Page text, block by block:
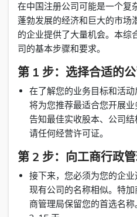
在中国注册公司可能是一个复
蓬勃发展的经济和巨大的市场
的企业提供了大量机会。本综
司的基本步骤和要求。
第 1 步：选择合适的
在了解您的业务目标和活
将为您推荐最适合您开展
告知最佳实收股本、公司
请任何经营许可证。
第 2 步：向工商行政
接下来，您必须为您的企
现有公司的名称相似。特
商管理局保留您的首选名